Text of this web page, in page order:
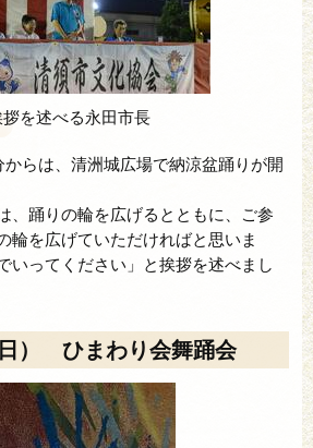
拶を述べる永田市長
らは、清洲城広場で納涼盆踊りが開
、踊りの輪を広げるとともに、ご参
輪を広げていただければと思いま
いってください」と挨拶を述べまし
） ひまわり会舞踊会